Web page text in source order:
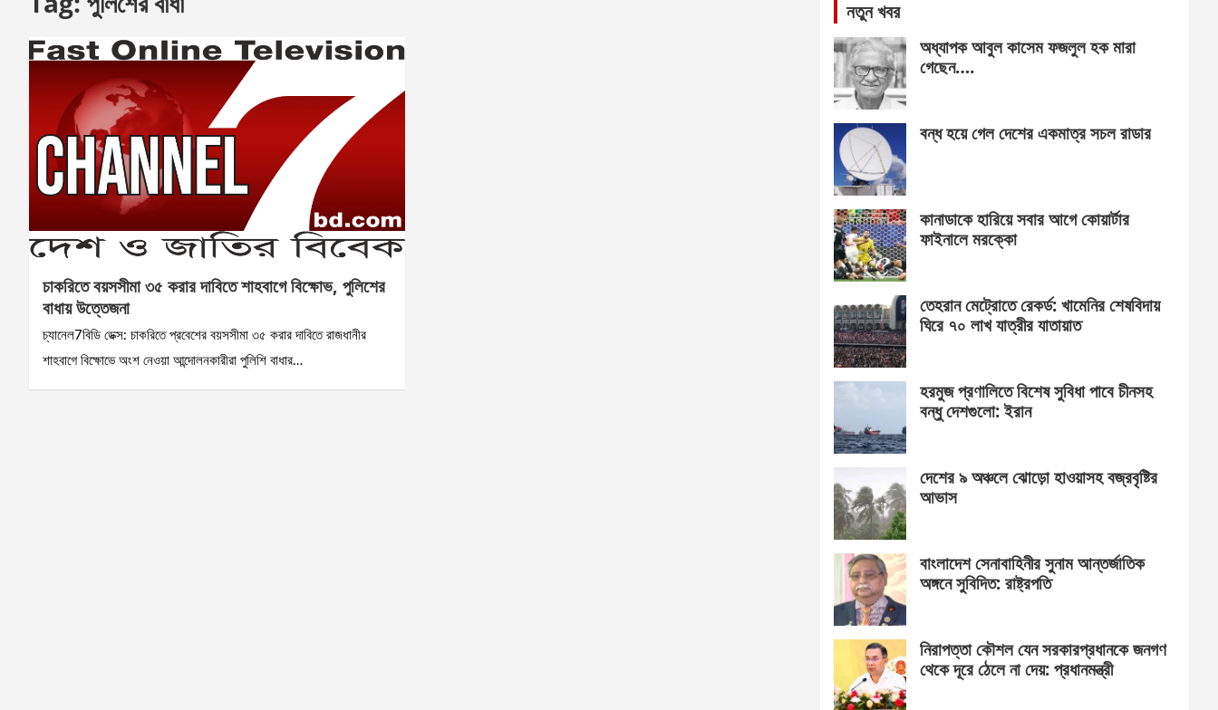
চাকরিতে বয়সসীমা ৩৫ করার দাবিতে শাহবাগে বিক্ষোভ, পুলিশের
বাধায় উত্তেজনা
চ্যানেল7বিডি ডেক্স: চাকরিতে প্রবেশের বয়সসীমা ৩৫ করার দাবিতে রাজধানীর
শাহবাগে বিক্ষোভে অংশ নেওয়া আন্দোলনকারীরা পুলিশি বাধার…
নতুন খবর
অধ্যাপক আবুল কাসেম ফজলুল হক মারা
গেছেন….
বন্ধ হয়ে গেল দেশের একমাত্র সচল রাডার
কানাডাকে হারিয়ে সবার আগে কোয়ার্টার
ফাইনালে মরক্কো
তেহরান মেট্রোতে রেকর্ড: খামেনির শেষবিদায়
ঘিরে ৭০ লাখ যাত্রীর যাতায়াত
হরমুজ প্রণালিতে বিশেষ সুবিধা পাবে চীনসহ
বন্ধু দেশগুলো: ইরান
দেশের ৯ অঞ্চলে ঝোড়ো হাওয়াসহ বজ্রবৃষ্টির
আভাস
বাংলাদেশ সেনাবাহিনীর সুনাম আন্তর্জাতিক
অঙ্গনে সুবিদিত: রাষ্ট্রপতি
নিরাপত্তা কৌশল যেন সরকারপ্রধানকে জনগণ
থেকে দূরে ঠেলে না দেয়: প্রধানমন্ত্রী